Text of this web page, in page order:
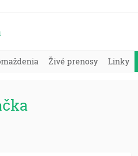
Živé prenosy Linky